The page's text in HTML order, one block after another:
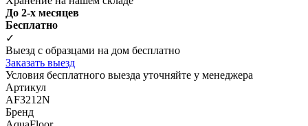
До 2-х месяцев
Бесплатно
✓
Выезд с образцами на дом бесплатно
Заказать выезд
Условия бесплатного выезда уточняйте у менеджера
Артикул
AF3212N
Бренд